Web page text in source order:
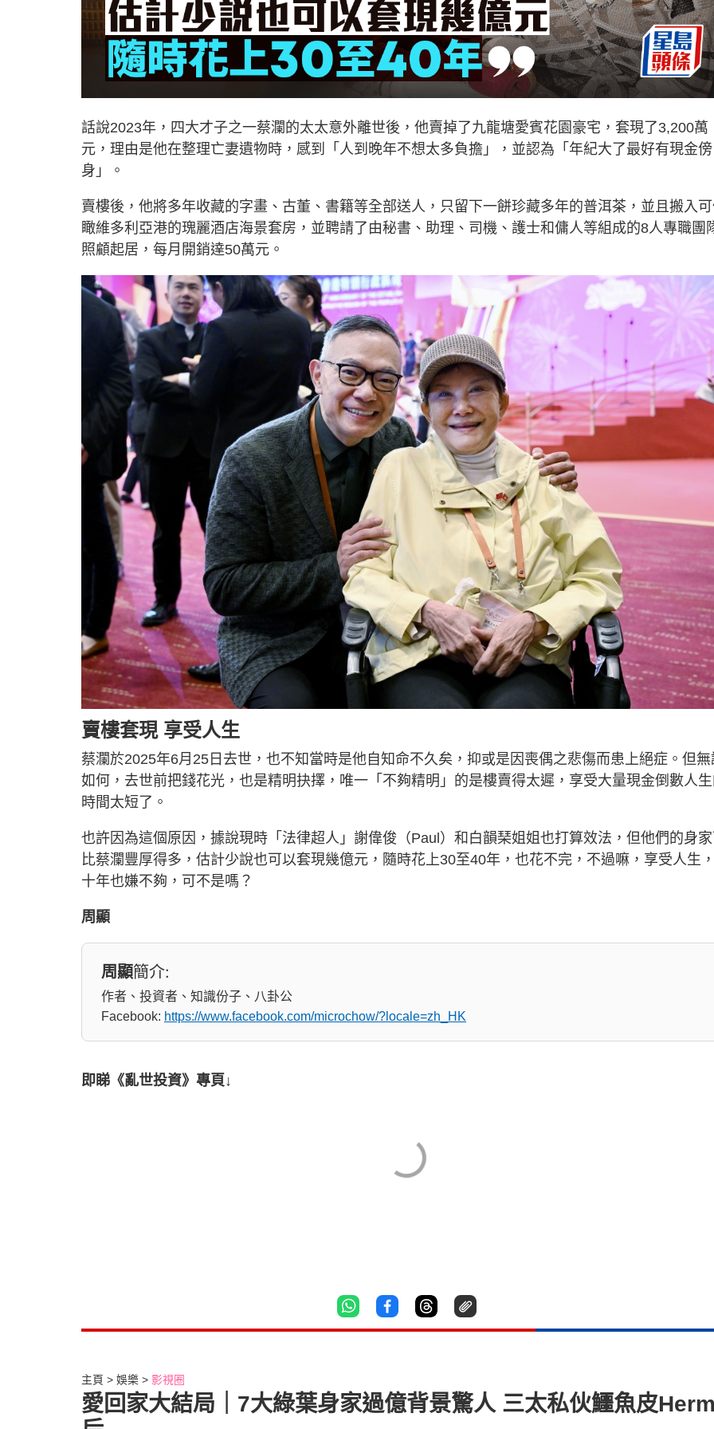
話說2023年，四大才子之一蔡瀾的太太意外離世後，他賣掉了九龍塘愛賓花園豪宅，套現了3,200萬
元，理由是他在整理亡妻遺物時，感到「人到晚年不想太多負擔」，並認為「年紀大了最好有現金傍
身」。
賣樓後，他將多年收藏的字畫、古董、書籍等全部送人，只留下一餅珍藏多年的普洱茶，並且搬入
瞰維多利亞港的瑰麗酒店海景套房，並聘請了由秘書、助理、司機、護士和傭人等組成的8人專職團
照顧起居，每月開銷達50萬元。
賣樓套現 享受人生
蔡瀾於2025年6月25日去世，也不知當時是他自知命不久矣，抑或是因喪偶之悲傷而患上絕症。但無
如何，去世前把錢花光，也是精明抉擇，唯一「不夠精明」的是樓賣得太遲，享受大量現金倒數人
時間太短了。
也許因為這個原因，據說現時「法律超人」謝偉俊（Paul）和白韻琹姐姐也打算效法，但他們的身
比蔡瀾豐厚得多，估計少說也可以套現幾億元，隨時花上30至40年，也花不完，不過嘛，享受人生
十年也嫌不夠，可不是嗎？
周顯
周顯簡介:
作者、投資者、知識份子、八卦公
Facebook: https://www.facebook.com/microchow/?locale=zh_HK
即睇《亂世投資》專頁↓
主頁 娛樂 影視圈
愛回家大結局｜7大綠葉身家過億背景驚人 三太私伙鱷魚皮